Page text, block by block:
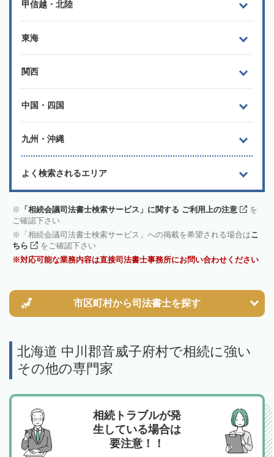
甲信越・北陸
東海
関西
中国・四国
九州・沖縄
よく検索されるエリア
「相続会議司法書士検索サービス」に関する ご利用上の注意
を
ご確認下さい
「相続会議司法書士検索サービス」への掲載を希望される場合はこ
ちら
をご確認下さい
対応可能な業務内容は直接司法書士事務所にお問い合わせください
市区町村から司法書士を探す
北海道 中川郡音威子府村で相続に強い
その他の専門家
相続トラブルが発
生している場合は
要注意！！